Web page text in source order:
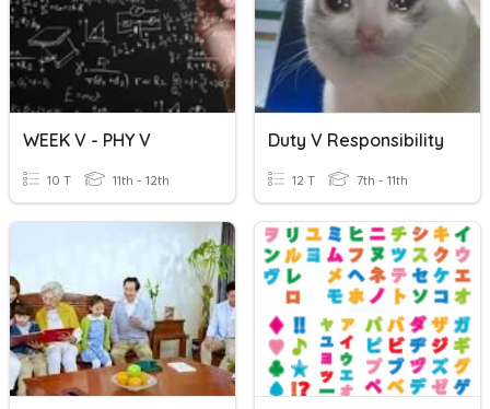
WEEK V - PHY V
10 T 11th - 12th
Duty V Responsibility
12 T 7th - 11th